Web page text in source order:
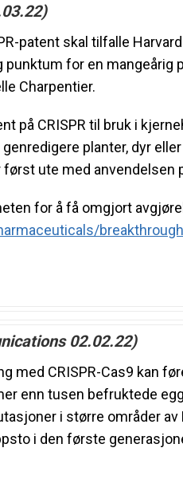
patent skal tilfalle
for en mangeårig
Charpentier.
på CRISPR til bruk i
planter, dyr
først ute med anvendelsen
for å få omgjort
02.02.22)
med CRISPR-Cas9 kan
enn tusen befruktede
i større områder
i den første